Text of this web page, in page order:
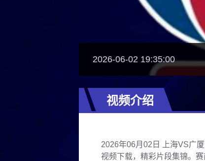
2026-06-02 19:35:00
视频介绍
2026年06月02日 上海VS广
视频下载，精彩片段集锦。